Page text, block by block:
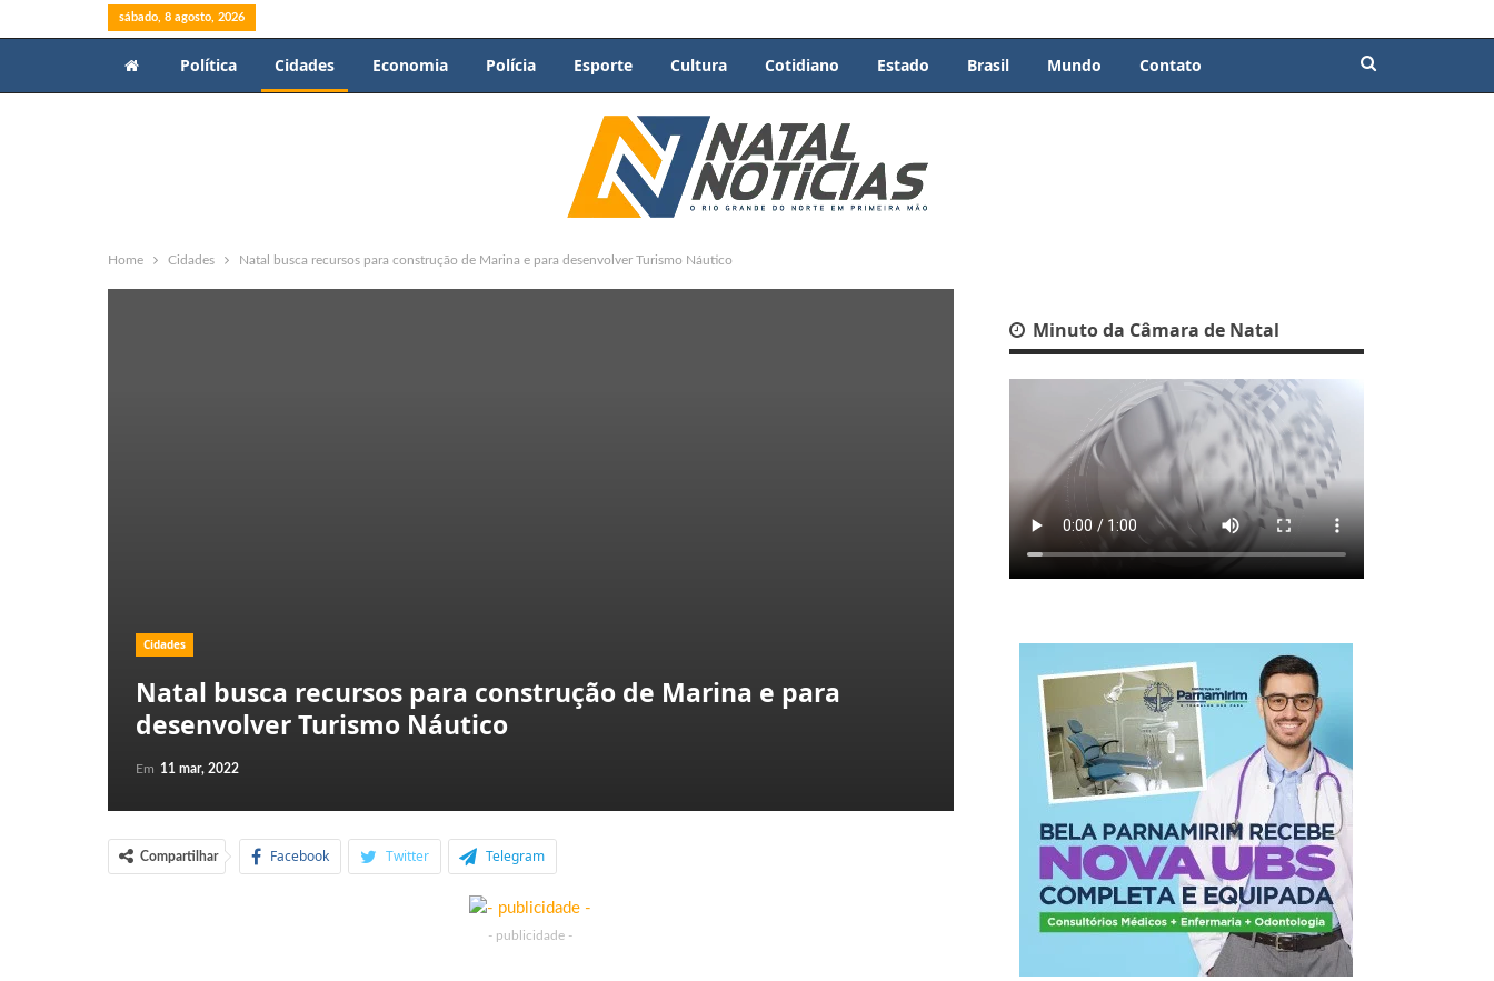
sábado, 8 agosto, 2026
Política Cidades Economia Polícia Esporte Cultura Cotidiano Estado Brasil Mundo Contato
Home Cidades Natal busca recursos para construção de Marina e para desenvolver Turismo Náutico
Cidades
Natal busca recursos para construção de Marina e para
desenvolver Turismo Náutico
Em 11 mar, 2022
Compartilhar Facebook Twitter Telegram
- publicidade -
Minuto da Câmara de Natal